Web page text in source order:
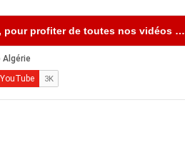
pour profiter de toutes nos vidéos …